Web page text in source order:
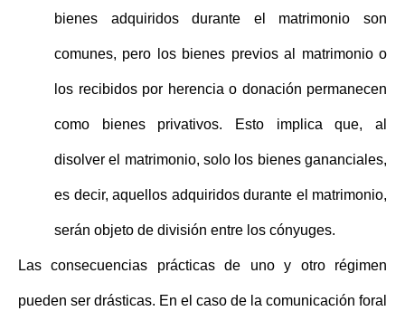
bienes adquiridos durante el matrimonio son
comunes, pero los bienes previos al matrimonio o
los recibidos por herencia o donación permanecen
como bienes privativos. Esto implica que, al
disolver el matrimonio, solo los bienes gananciales,
es decir, aquellos adquiridos durante el matrimonio,
serán objeto de división entre los cónyuges.
Las consecuencias prácticas de uno y otro régimen
pueden ser drásticas. En el caso de la comunicación foral